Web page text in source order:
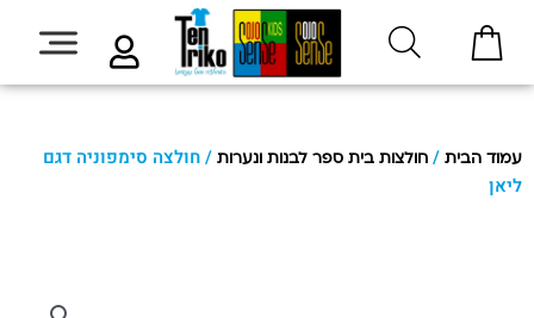
עמוד הבית / חולצות בית ספר לבנות ונערות / חולצה סימפוניה דגם
ליאן